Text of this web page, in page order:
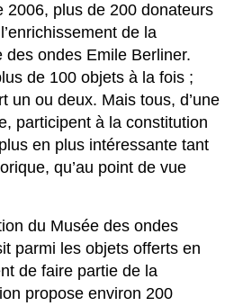
2006, plus de 200 donateurs
de la
des ondes Emile Berliner.
de 100 objets à la fois ;
un ou deux. Mais tous, d’une
participent à la constitution
en plus intéressante tant
qu’au point de vue
du Musée des ondes
parmi les objets offerts en
de faire partie de la
propose environ 200